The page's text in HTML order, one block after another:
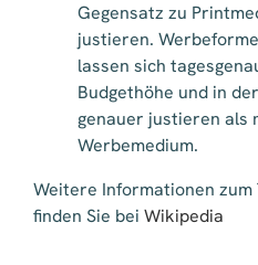
Gegensatz zu
justieren.
lassen sich
Budgethöhe und in
genauer justieren als
Werbemedium.
Weitere Informationen
finden Sie bei Wikipedia